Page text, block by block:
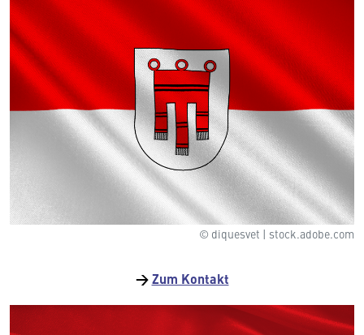
© diquesvet | stock.adobe.com
→Zum Kontakt